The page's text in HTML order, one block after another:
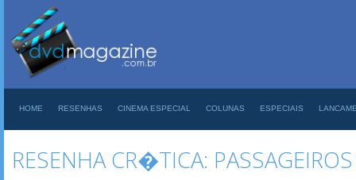
HOME RESENHAS CINEMA ESPECIAL COLUNAS ESPECIAIS
RESENHA CR�TICA: